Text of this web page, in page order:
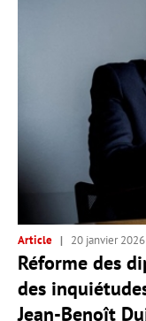
Article 20 janvier 2026
Réforme des
des
Jean-Benoît